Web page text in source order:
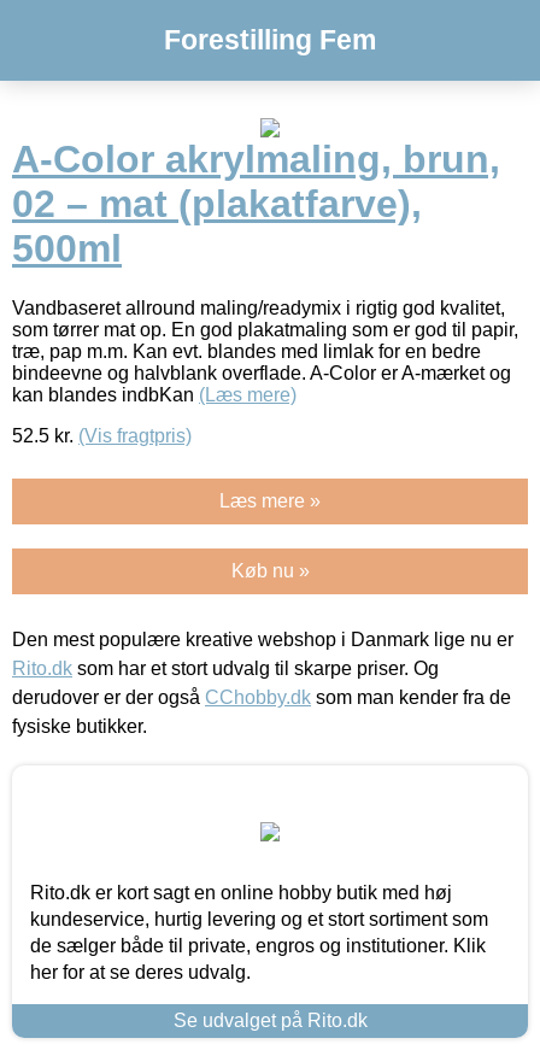
Forestilling Fem
A-Color akrylmaling, brun,
02 – mat (plakatfarve),
500ml
Vandbaseret allround maling/readymix i rigtig god kvalitet,
som tørrer mat op. En god plakatmaling som er god til papir,
træ, pap m.m. Kan evt. blandes med limlak for en bedre
bindeevne og halvblank overflade. A-Color er A-mærket og
kan blandes indbKan (Læs mere)
52.5 kr. (Vis fragtpris)
Læs mere »
Køb nu »
Den mest populære kreative webshop i Danmark lige nu er
Rito.dk som har et stort udvalg til skarpe priser. Og
derudover er der også CChobby.dk som man kender fra de
fysiske butikker.
Rito.dk er kort sagt en online hobby butik med høj
kundeservice, hurtig levering og et stort sortiment som
de sælger både til private, engros og institutioner. Klik
her for at se deres udvalg.
Se udvalget på Rito.dk